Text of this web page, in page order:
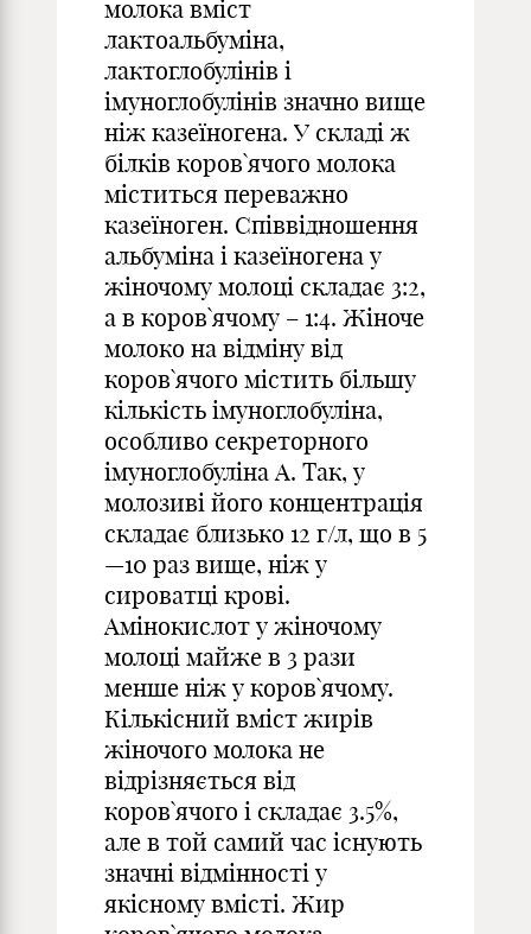
молока вміст
лактоальбуміна,
лактоглобулінів і
імуноглобулінів значно вище
ніж казеїногена. У складі ж
білків коров`ячого молока
міститься переважно
казеїноген. Співвідношення
альбуміна і казеїногена у
жіночому молоці складає 3:2,
а в коров`ячому – 1:4. Жіноче
молоко на відміну від
коров`ячого містить більшу
кількість імуноглобуліна,
особливо секреторного
імуноглобуліна А. Так, у
молозиві його концентрація
складає близько 12 г/л, що в 5
—10 раз вище, ніж у
сироватці крові.
Амінокислот у жіночому
молоці майже в 3 рази
менше ніж у коров`ячому.
Кількісний вміст жирів
жіночого молока не
відрізняється від
коров`ячого і складає 3.5%,
але в той самий час існують
значні відмінності у
якісному вмісті. Жир